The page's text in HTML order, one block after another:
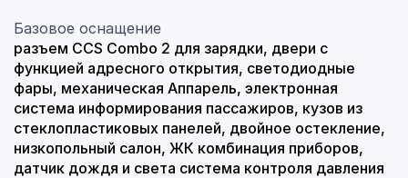
Базовое оснащение
разъем CCS Combo 2 для зарядки, двери c
функцией адресного открытия, светодиодные
фары, механическая Аппарель, электронная
система информирования пассажиров, кузов из
стеклопластиковых панелей, двойное остекление,
низкопольный салон, ЖК комбинация приборов,
датчик дождя и света система контроля давления